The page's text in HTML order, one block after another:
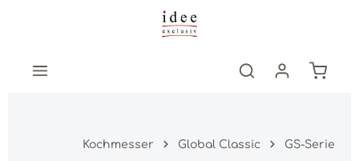
Zum Hauptinhalt springen
Kochmesser Global Classic GS-Serie